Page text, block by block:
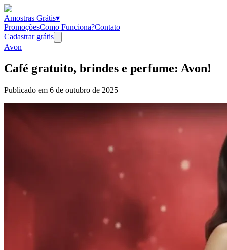
Amostras Grátis▾
PromoçõesComo Funciona?Contato
Cadastrar grátis
Avon
Café gratuito, brindes e perfume: Avon!
Publicado em 6 de outubro de 2025